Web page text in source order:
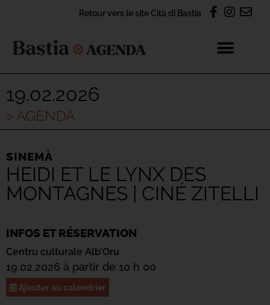
Retour vers le site Cità di Bastia
19.02.2026
> AGENDA
SINEMÀ
HEIDI ET LE LYNX DES
MONTAGNES | CINÉ ZITELLI
INFOS ET RÉSERVATION
Centru culturale Alb’Oru
19.02.2026 à partir de 10 h 00
Ajouter au calendrier